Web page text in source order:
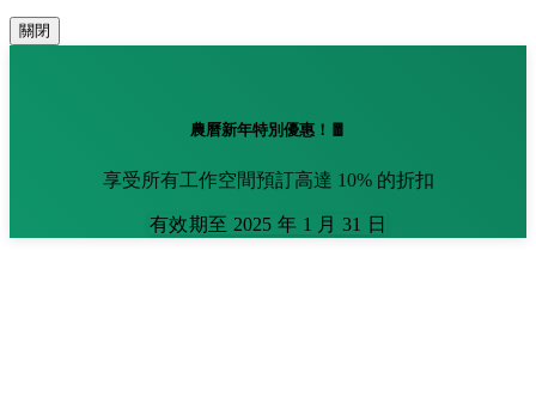
關閉
農曆新年特別優惠！🧧
享受所有工作空間預訂高達 10% 的折扣
有效期至 2025 年 1 月 31 日